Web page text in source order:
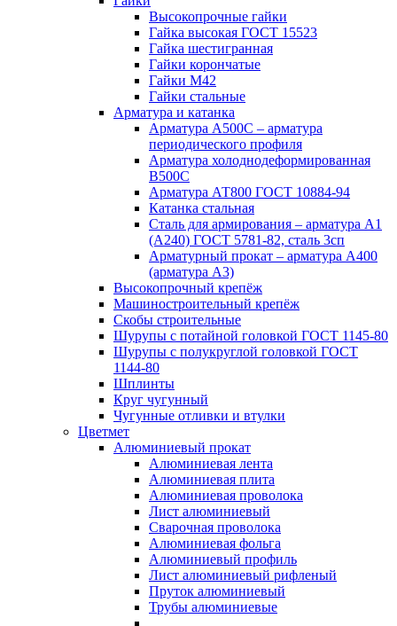
Высокопрочные гайки
Гайка высокая ГОСТ 15523
Гайка шестигранная
Гайки корончатые
Гайки М42
Гайки стальные
Арматура и катанка
Арматура А500С – арматура
периодического профиля
Арматура холоднодеформированная
В500С
Арматура АТ800 ГОСТ 10884-94
Катанка стальная
Сталь для армирования – арматура А1
(А240) ГОСТ 5781-82, сталь 3сп
Арматурный прокат – арматура А400
(арматура А3)
Высокопрочный крепёж
Машиностроительный крепёж
Скобы строительные
Шурупы с потайной головкой ГОСТ 1145-80
Шурупы с полукруглой головкой ГОСТ
1144-80
Шплинты
Круг чугунный
Чугунные отливки и втулки
Цветмет
Алюминиевый прокат
Алюминиевая лента
Алюминиевая плита
Алюминиевая проволока
Лист алюминиевый
Сварочная проволока
Алюминиевая фольга
Алюминиевый профиль
Лист алюминиевый рифленый
Пруток алюминиевый
Трубы алюминиевые